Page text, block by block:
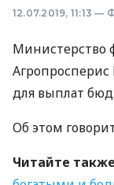
12.07.2019, 11:13 —
Министерство
для выплат
Об этом
Читайте